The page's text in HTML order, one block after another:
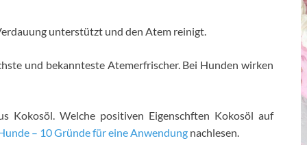
unterstützt und den Atem reinigt.
und bekannteste Atemerfrischer. Bei Hunden wirken
Kokosöl. Welche positiven Eigenschften Kokosöl auf
– 10 Gründe für eine Anwendung nachlesen.